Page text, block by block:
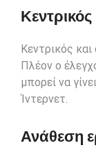
Κεντρικός
Πλέον ο
μπορεί να
Ίντερνετ.
Ανάθεση